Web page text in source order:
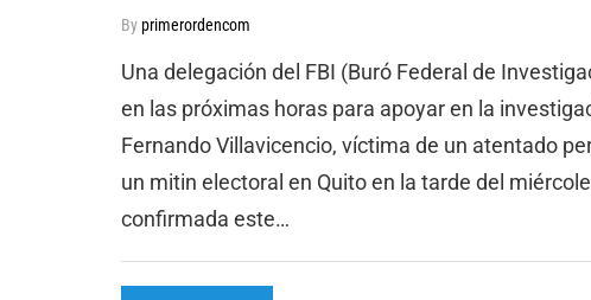
Byprimerordencom
Una delegación del FBI (Buró Federal de
en las próximas horas para apoyar en la
Fernando Villavicencio, víctima de un atentado
un mitin electoral en Quito en la tarde del
confirmada este…